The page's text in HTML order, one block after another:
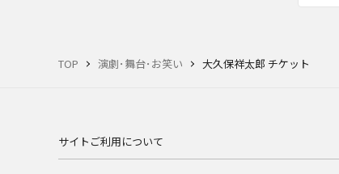
TOP 演劇･舞台･お笑い 大久保祥太郎 チケット
サイトご利用について